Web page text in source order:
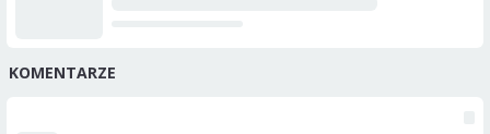
KOMENTARZE